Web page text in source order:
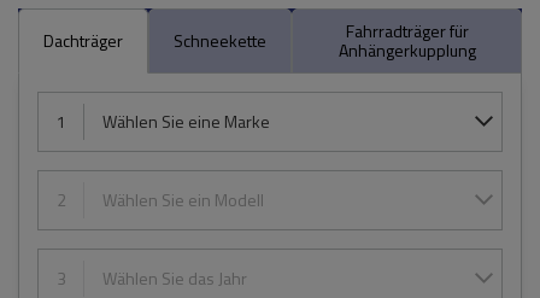
Dachträger Schneekette Fahrradträger für
Anhängerkupplung
1 Wählen Sie eine Marke
2 Wählen Sie ein Modell
3 Wählen Sie das Jahr